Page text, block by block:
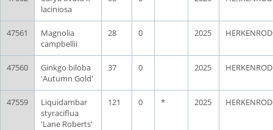
laciniosa
47561
Magnolia
campbellii
28 0 2025
47560
Ginkgo biloba
'Autumn Gold'
37 0 2025
47559
Liquidambar
styraciflua
'Lane Roberts'
121 0 * 2025